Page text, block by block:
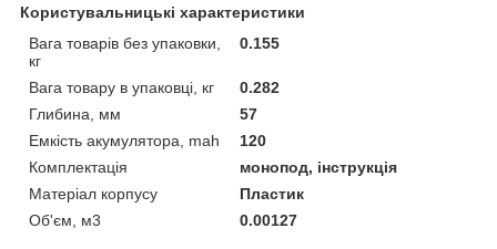
Користувальницькі характеристики
Вага товарів без упаковки,
кг
0.155
Вага товару в упаковці, кг
0.282
Глибина, мм
57
Емкість акумулятора, mah
120
Комплектація
монопод, інструкція
Матеріал корпусу
Пластик
Об'єм, м3
0.00127